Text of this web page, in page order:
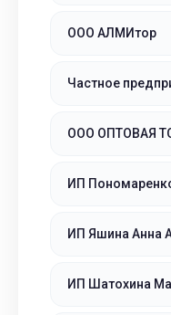
ООО АЛМИтор
Частное
ООО ОПТОВАЯ
ИП
ИП Яшина Анна
ИП Шатохина